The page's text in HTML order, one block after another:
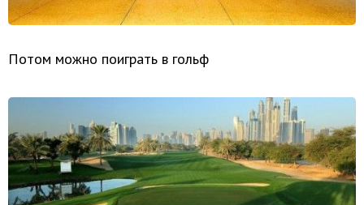
Потом можно поиграть в гольф